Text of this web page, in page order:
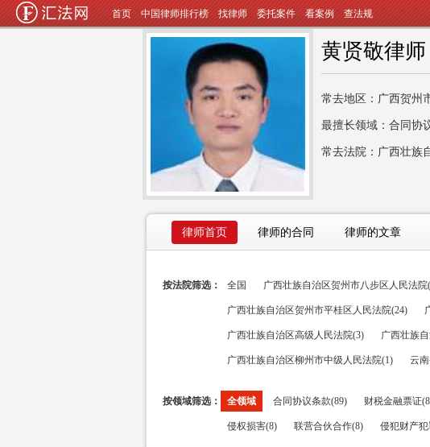
首页 中国律师排行榜 找律师 委托案件 看案例 查法规
黄贤敬律师
常去地区：广西贺州
最擅长领域：合同协
常去法院：广西壮族
律师首页 律师的合同 律师的文章
按法院筛选： 全国 广西壮族自治区贺州市八步区人民法院
广西壮族自治区贺州市平桂区人民法院(24)
广西壮族自治区高级人民法院(3) 广西壮族
广西壮族自治区柳州市中级人民法院(1) 云
按领域筛选： 全领域 合同协议条款(89) 财税金融票证
侵权损害(8) 联营合伙合作(8) 侵犯财产